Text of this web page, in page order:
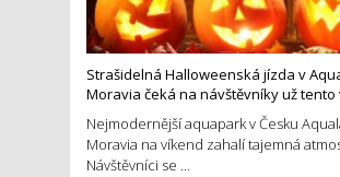
Strašidelná Halloweenská jízda v
Moravia čeká na návštěvníky už tento
Nejmodernější aquapark v Česku
Moravia na víkend zahalí tajemná
Návštěvníci se ...